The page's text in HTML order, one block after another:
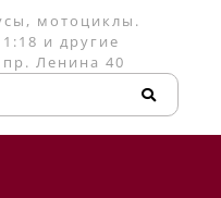
мотоциклы.
и другие
Ленина 40